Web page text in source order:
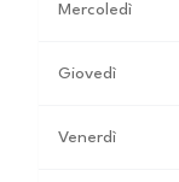
Mercoledì
Giovedì
Venerdì